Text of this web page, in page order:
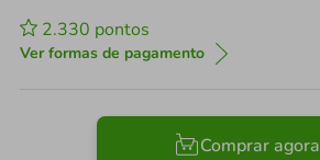
2.330 pontos
Ver formas de pagamento
Comprar agora